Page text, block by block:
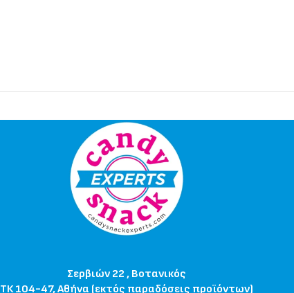
Σερβιών 22 , Βοτανικός
ΤΚ 104-47, Αθήνα (εκτός παραδόσεις προϊόντων)